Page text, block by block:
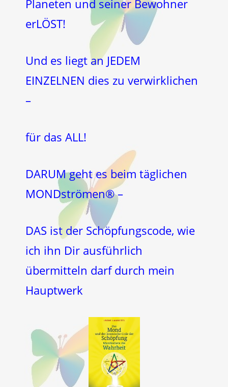
Planeten und seiner Bewohner
erLÖST!
Und es liegt an JEDEM
EINZELNEN dies zu verwirklichen
–
für das ALL!
DARUM geht es beim täglichen
MONDströmen® –
DAS ist der Schöpfungscode, wie
ich ihn Dir ausführlich
übermitteln darf durch mein
Hauptwerk